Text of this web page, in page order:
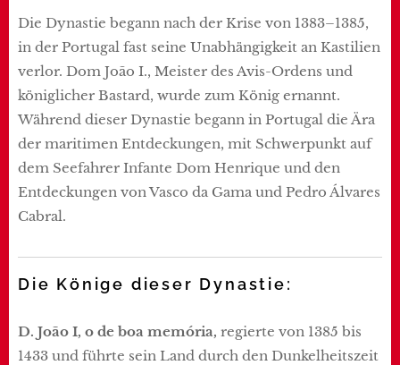
Die Dynastie begann nach der Krise von 1383–1385,
in der Portugal fast seine Unabhängigkeit an Kastilien
verlor. Dom João I., Meister des Avis-Ordens und
königlicher Bastard, wurde zum König ernannt.
Während dieser Dynastie begann in Portugal die Ära
der maritimen Entdeckungen, mit Schwerpunkt auf
dem Seefahrer Infante Dom Henrique und den
Entdeckungen von Vasco da Gama und Pedro Álvares
Cabral.
Die Könige dieser Dynastie:
D. João I, o de boa memória, regierte von 1385 bis
1433 und führte sein Land durch den Dunkelheitszeit